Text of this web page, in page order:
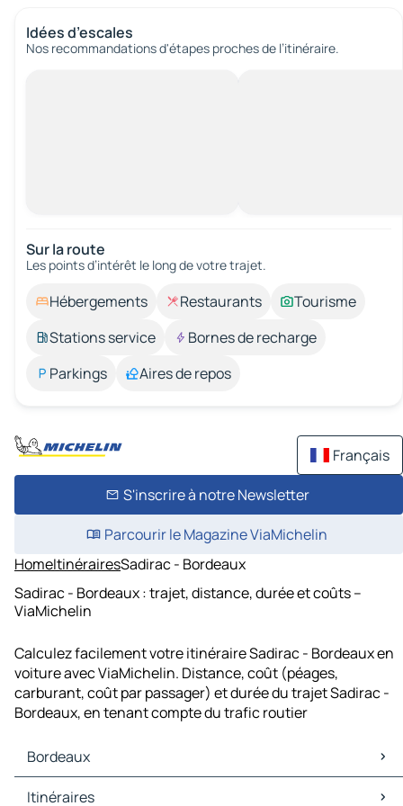
Idées d’escales
Nos recommandations d'étapes proches de l’itinéraire.
Sur la route
Les points d’intérêt le long de votre trajet.
Hébergements Restaurants
Tourisme
Stations service
Bornes de recharge
Parkings
Aires de repos
Français
S'inscrire à notre Newsletter
Parcourir le Magazine ViaMichelin
HomeItinérairesSadirac - Bordeaux
Sadirac - Bordeaux : trajet, distance, durée et coûts –
ViaMichelin
Calculez facilement votre itinéraire Sadirac - Bordeaux en
voiture avec ViaMichelin. Distance, coût (péages,
carburant, coût par passager) et durée du trajet Sadirac -
Bordeaux, en tenant compte du trafic routier
Bordeaux
Bordeaux Cartes et plans
Itinéraires